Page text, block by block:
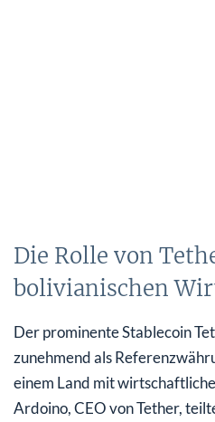
Die Rolle von
bolivianischen
Der prominente Stablecoin
zunehmend als
einem Land mit
Ardoino, CEO von Tether,